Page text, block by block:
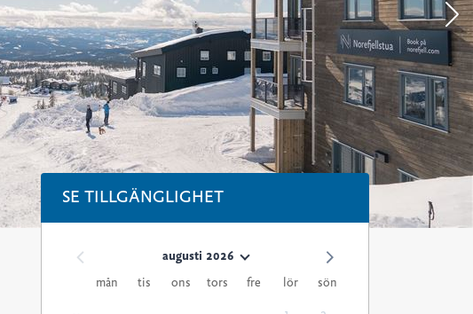
SE TILLGÄNGLIGHET
augusti 2026
mån
tis ons tors fre lör sön